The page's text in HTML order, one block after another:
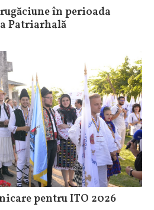
în perioada
Patriarhală
pentru ITO 2026